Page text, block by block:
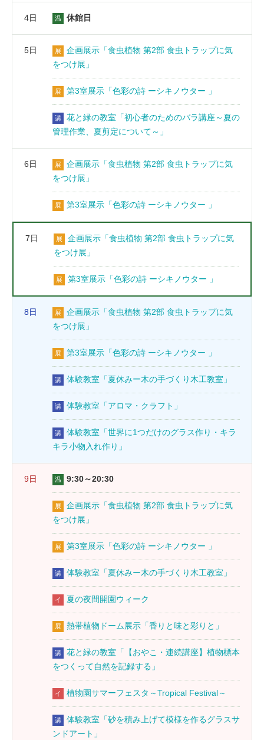
4日 温 休館日
5日 展
企画展示「食虫植物 第2部 食虫トラップに気
をつけ展」
展 第3室展示「色彩の詩 ーシキノウター 」
講
花と緑の教室「初心者のためのバラ講座～夏の
管理作業、夏剪定について～」
6日 展
企画展示「食虫植物 第2部 食虫トラップに気
をつけ展」
展 第3室展示「色彩の詩 ーシキノウター 」
7日 展
企画展示「食虫植物 第2部 食虫トラップに気
をつけ展」
展 第3室展示「色彩の詩 ーシキノウター 」
8日 展
企画展示「食虫植物 第2部 食虫トラップに気
をつけ展」
展 第3室展示「色彩の詩 ーシキノウター 」
講 体験教室「夏休みー木の手づくり木工教室」
講 体験教室「アロマ・クラフト」
講
体験教室「世界に1つだけのグラス作り・キラ
キラ小物入れ作り」
9日 温 9:30～20:30
展
企画展示「食虫植物 第2部 食虫トラップに気
をつけ展」
展 第3室展示「色彩の詩 ーシキノウター 」
講 体験教室「夏休みー木の手づくり木工教室」
イ 夏の夜間開園ウィーク
展 熱帯植物ドーム展示「香りと味と彩りと」
講
花と緑の教室「【おやこ・連続講座】植物標本
をつくって自然を記録する」
イ 植物園サマーフェスタ～Tropical Festival～
講
体験教室「砂を積み上げて模様を作るグラスサ
ンドアート」